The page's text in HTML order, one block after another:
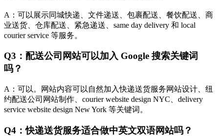
A：可以展示同城快递、文件递送、包裹配送、餐饮配送、商
业送货、仓库配送、紧急递送、same day delivery 和 local
courier service 等服务。
Q3：配送公司网站可以加入 Google 搜索关键词
吗？
A：可以。网站内容可以自然加入快递送货服务网站设计、纽
约配送公司网站制作、courier website design NYC、delivery
service website design New York 等关键词。
Q4：快递送货服务适合做中英文双语网站吗？